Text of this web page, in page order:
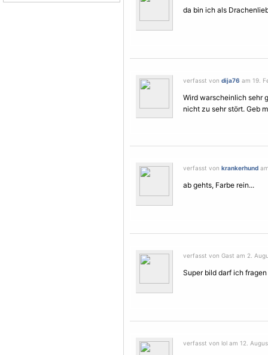
da bin ich als
verfasst von dija76 am 19.
Wird warscheinlich sehr
nicht zu sehr stört. Geb
verfasst von krankerhund
ab gehts, Farbe rein...
verfasst von Gast am 2.
Super bild darf ich
verfasst von lol am 12.